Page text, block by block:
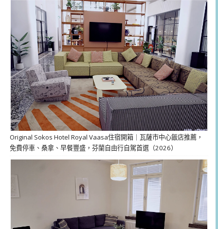
Original Sokos Hotel Royal Vaasa住宿開箱｜瓦薩市中心飯店推薦，
免費停車、桑拿、早餐豐盛，芬蘭自由行自駕首選（2026）